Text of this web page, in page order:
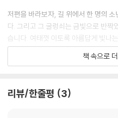
저편을 바라보자, 길 위에서 한 명의
다. 그리고 그 굴렁쇠는 금빛으로 반짝
습니다. 여태껏 이토록 아름답게 빛나
문입니다.
적 없는 소년인데, 왠지 모르게 가장 친
책 속으로
리뷰/한줄평 3